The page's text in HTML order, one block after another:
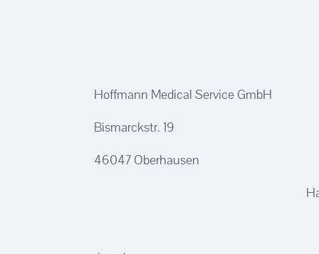
Hoffmann Medical Service GmbH
Bismarckstr. 19
46047 Oberhausen